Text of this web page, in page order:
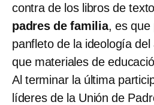
contra de los libros de
padres de familia, es que
panfleto de la ideología
que materiales de
Al terminar la última
líderes de la Unión de